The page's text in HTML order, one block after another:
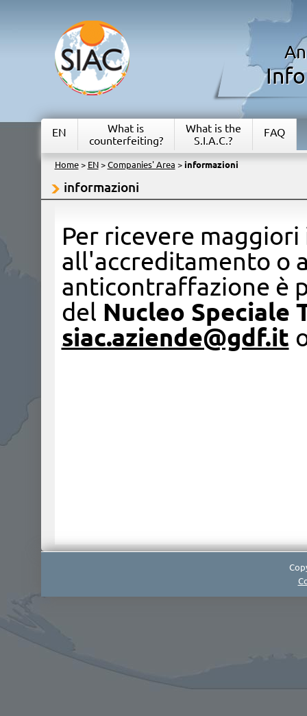
EN
What is
counterfeiting?
What is the
S.I.A.C.?
FAQ
Home> EN> Companies' Area > informazioni
informazioni
​Per ricevere
all'accreditamento o
anticontraffazione è
del Nucleo Speciale
siac.aziende@gdf.it